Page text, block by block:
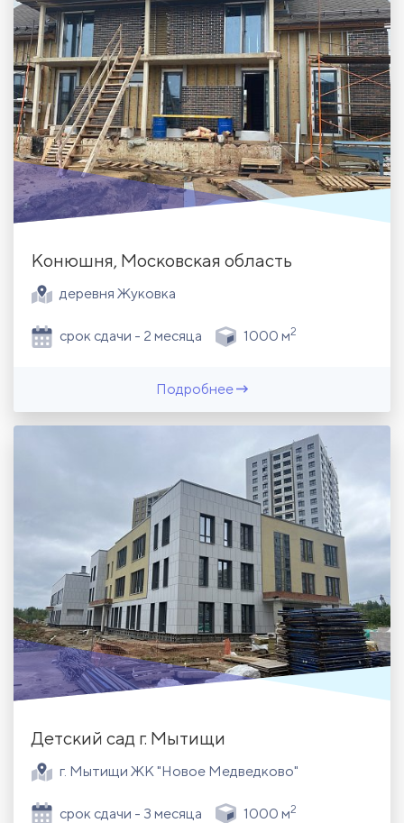
Конюшня, Московская область
деревня Жуковка
срок сдачи - 2 месяца 1000 м2
Подробнее
Детский сад г. Мытищи
г. Мытищи ЖК "Новое Медведково"
срок сдачи - 3 месяца 1000 м2